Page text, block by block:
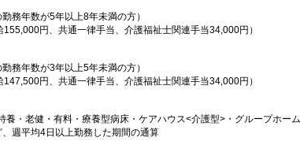
務年数が5年以上8年未満の方）
円、共通一律手当、介護福祉士関連手当34,000円）
務年数が3年以上5年未満の方）
円、共通一律手当、介護福祉士関連手当34,000円）
・老健・有料・療養型病床・ケアハウス<介護型>・グループホー
週平均4日以上勤務した期間の通算